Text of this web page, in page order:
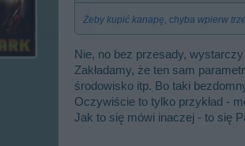
Żeby kupić kanapę, chyba wpierw
Nie, no bez przesady,
Zakładamy, że ten sam
środowisko itp. Bo taki
Oczywiście to tylko przykład -
Jak to się mówi inaczej - to się